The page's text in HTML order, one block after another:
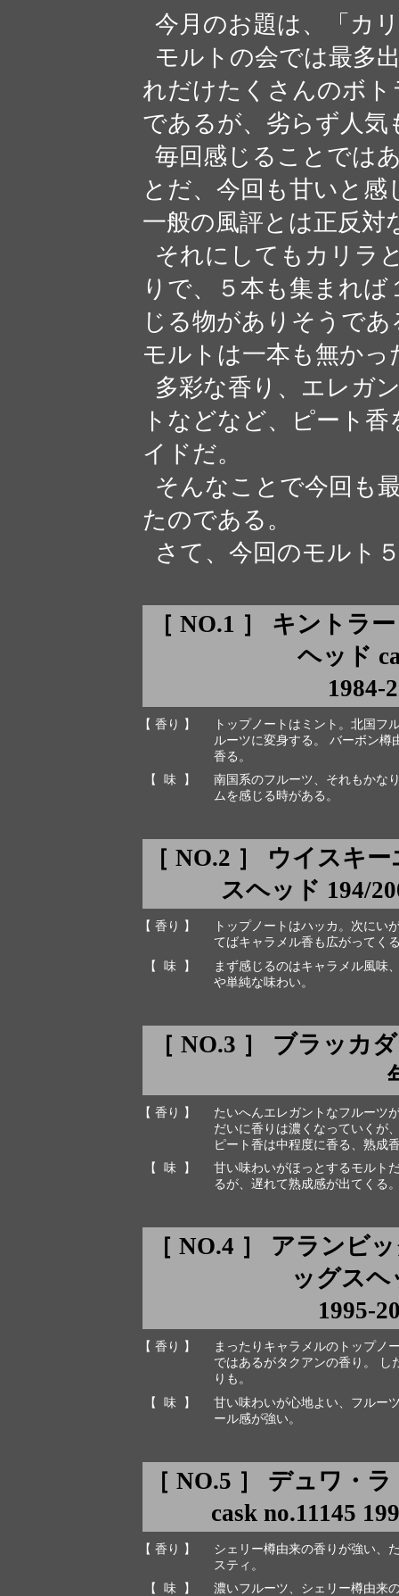
今月のお題は、「カ
モルトの会では最多
れだけたくさんのボ
であるが、劣らず人気
毎回感じることでは
とだ、今回も甘いと
一般の風評とは正反対
それにしてもカリラ
りで、５本も集まれ
じる物がありそうで
モルトは一本も無かっ
多彩な香り、エレガ
トなどなど、ピート
イドだ。
そんなことで今回も
たのである。
さて、今回のモルト
［ NO.1 ］ キントラ
ヘッド
1984-
【 香り 】
トップノートはミント。北国フ
ルーツに変身する。 バーボン
香る。
【 味 】
南国系のフルーツ、それもかな
ムを感じる時がある。
［ NO.2 ］ ウイスキ
スヘッド 194/
【 香り 】
トップノートはハッカ。次にい
てばキャラメル香も広がってく
【 味 】
まず感じるのはキャラメル風味
や単純な味わい。
［ NO.3 ］ ブラッカ
【 香り 】
たいへんエレガントなフルーツ
だいに香りは濃くなっていくが
ピート香は中程度に香る、熟成
【 味 】
甘い味わいがほっとするモルト
るが、遅れて熟成感が出てくる
［ NO.4 ］ アランビ
ッグスヘ
1995-
【 香り 】
まったりキャラメルのトップノ
ではあるがタクアンの香り。 し
りも。
【 味 】
甘い味わいが心地よい、フルー
ール感が強い。
［ NO.5 ］ デュワ・
cask no.11145
【 香り 】
シェリー樽由来の香りが強い、
スティ。
【 味 】
濃いフルーツ、シェリー樽由来